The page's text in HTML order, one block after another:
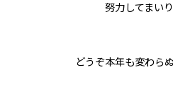
努力してまい
どうぞ本年も変わら